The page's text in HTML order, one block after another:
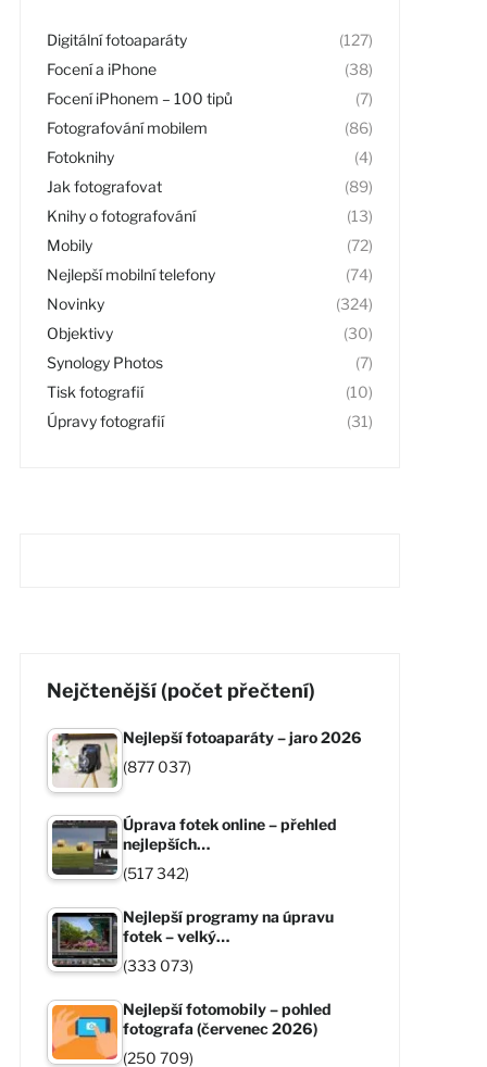
Digitální fotoaparáty
(127)
Focení a iPhone
(38)
Focení iPhonem – 100 tipů
(7)
Fotografování mobilem
(86)
Fotoknihy
(4)
Jak fotografovat
(89)
Knihy o fotografování
(13)
Mobily
(72)
Nejlepší mobilní telefony
(74)
Novinky
(324)
Objektivy
(30)
Synology Photos
(7)
Tisk fotografií
(10)
Úpravy fotografií
(31)
Nejčtenější (počet přečtení)
Nejlepší fotoaparáty – jaro 2026
(877 037)
Úprava fotek online – přehled
nejlepších…
(517 342)
Nejlepší programy na úpravu
fotek – velký…
(333 073)
Nejlepší fotomobily – pohled
fotografa (červenec 2026)
(250 709)